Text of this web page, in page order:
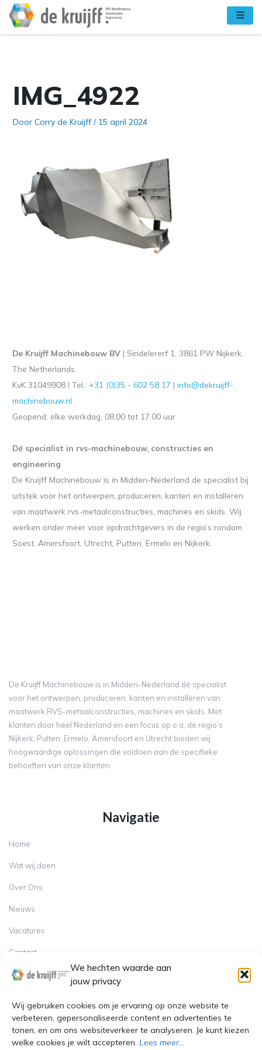
We hechten waarde aan
jouw privacy
Wij gebruiken cookies om je ervaring op onze website te
verbeteren, gepersonaliseerde content en advertenties te
tonen, en om ons websiteverkeer te analyseren. Je kunt kiezen
welke cookies je wilt accepteren. Lees meer…
naar
de
IMG_4922
Door Corry de Kruijff/ 15 april 2024
De Kruijff Machinebouw BV | Sindelererf 1, 3861 PW Nijkerk,
The Netherlands
KvK 31049908 l Tel.: +31 (0)35 - 602 58 17 |info@dekruijff-
machinebouw.nl
Geopend: elke werkdag, 08.00 tot 17.00 uur
Dé specialist in rvs-machinebouw, constructies en
engineering
De Kruijff Machinebouw is in Midden-Nederland de specialist bij
uitstek voor het ontwerpen, produceren, kanten en installeren
van maatwerk rvs-metaalconstructies, machines en skids. Wij
werken onder meer voor opdrachtgevers in de regio’s rondom
Soest, Amersfoort, Utrecht, Putten, Ermelo en Nijkerk.
De Kruijff Machinebouw is in Midden-Nederland dé specialist
voor het ontwerpen, produceren, kanten en installeren van
maatwerk RVS-metaalconstructies, machines en skids. Met
klanten door heel Nederland en een focus op o.a. de regio’s
Nijkerk, Putten, Ermelo, Amersfoort en Utrecht bieden wij
hoogwaardige oplossingen die voldoen aan de specifieke
behoeften van onze klanten.
Navigatie
Home
Wat wij doen
Over Ons
Nieuws
Vacatures
Contact
Contact
+31 (0)35-6025817
Info@dekruijff-machinebouw.nl